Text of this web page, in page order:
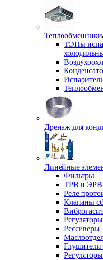
Теплообменники
ТЭНы
Дренаж для
Линейные
Фильтры
ТРВ и ЭРВ
Реле
Клапаны
Рессиверы